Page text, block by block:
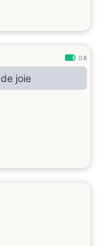
0.8
joie